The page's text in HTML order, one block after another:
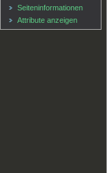
Seiten­informationen
Attribute anzeigen